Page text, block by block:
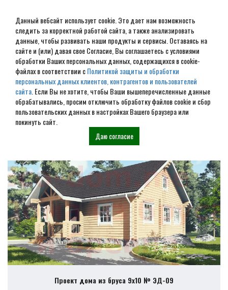
Данный вебсайт использует cookie. Это дает нам возможность
следить за корректной работой сайта, а также анализировать
данные, чтобы развивать наши продукты и сервисы. Оставаясь на
сайте и (или) давая свое Согласие, Вы соглашаетесь с условиями
обработки Ваших персональных данных, содержащихся в cookie-
файлах в соответствии сПолитикой защиты и обработки
персональных данных клиентов, контрагентов и пользователей
сайта . Если Вы не хотите, чтобы Ваши вышеперечисленные данные
обрабатывались, просим отключить обработку файлов cookie и сбор
пользовательских данных в настройках Вашего браузера или
покинуть сайт.
Даю согласие
Строительство домов под
усадку в Анапе
Наши проекты
Проект дома из бруса 9х10 № ЭД-09